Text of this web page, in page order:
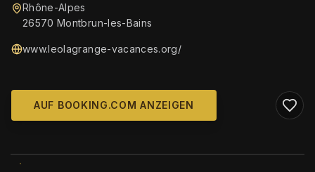
Rhône-Alpes
26570 Montbrun-les-Bains
www.leolagrange-vacances.org/
AUF BOOKING.COM ANZEIGEN